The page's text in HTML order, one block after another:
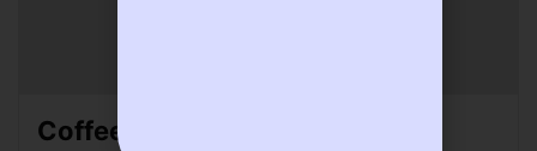
Coffee Morning TIRTAMARTA